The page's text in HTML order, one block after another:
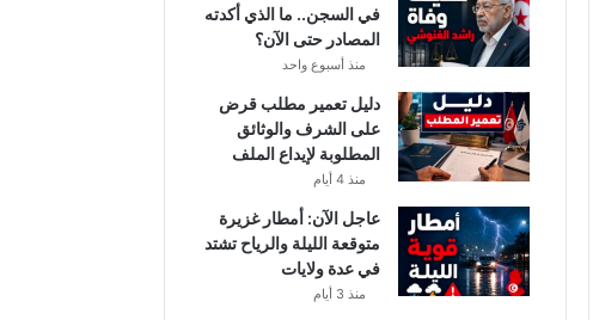
ي
ق
ي
م
ع
ن
ع
م
ا
ل
س
في السجن.. ما الذي أكدته
المصادر حتى الآن؟
منذ أسبوع واحد
دليل تعمير مطلب قرض
على الشرف والوثائق
المطلوبة لإيداع الملف
منذ 4 أيام
عاجل الآن: أمطار غزيرة
متوقعة الليلة والرياح تشتد
في عدة ولايات
منذ 3 أيام